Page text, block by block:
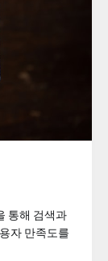
통해 검색과
자 만족도를